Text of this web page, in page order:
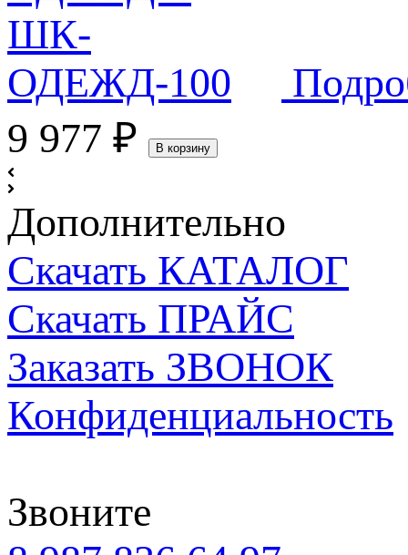
9 977 ₽ В корзину
Дополнительно
Скачать КАТАЛОГ
Скачать ПРАЙС
Заказать ЗВОНОК
Конфиденциальность
Звоните